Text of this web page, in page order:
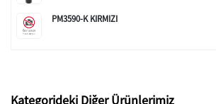
PM3590-K KIRMIZI
Kategorideki Diğer Ürünlerimiz